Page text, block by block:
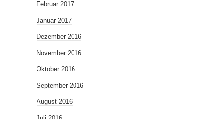
Februar 2017
Januar 2017
Dezember 2016
November 2016
Oktober 2016
September 2016
August 2016